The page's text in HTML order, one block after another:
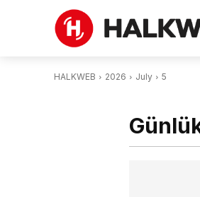
HALKWEB 2026 July 5